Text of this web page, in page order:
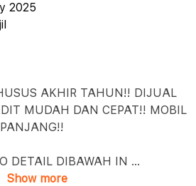
2025
AKHIR TAHUN!! DIJUAL
MUDAH DAN CEPAT!! MOBIL
DETAIL DIBAWAH IN ...
Show more